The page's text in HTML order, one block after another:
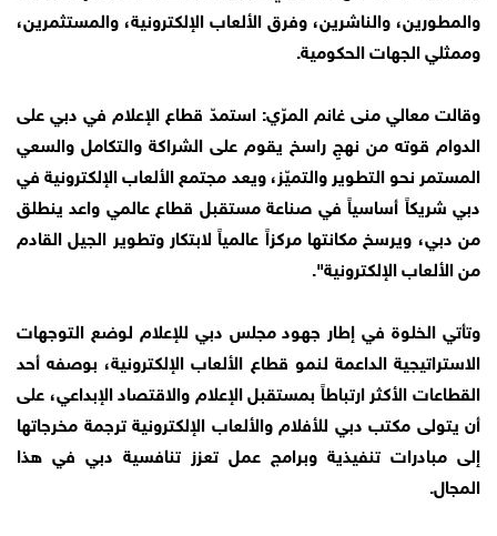
والمطورين، والناشرين، وفرق الألعاب الإلكترونية، والمستثمرين،
وممثلي الجهات الحكومية.
وقالت معالي منى غانم المرّي: استمدّ قطاع الإعلام في دبي على
الدوام قوته من نهجٍ راسخ يقوم على الشراكة والتكامل والسعي
المستمر نحو التطوير والتميّز، ويعد مجتمع الألعاب الإلكترونية في
دبي شريكاً أساسياً في صناعة مستقبل قطاع عالمي واعد ينطلق
من دبي، ويرسخ مكانتها مركزاً عالمياً لابتكار وتطوير الجيل القادم
من الألعاب الإلكترونية".
وتأتي الخلوة في إطار جهود مجلس دبي للإعلام لوضع التوجهات
الاستراتيجية الداعمة لنمو قطاع الألعاب الإلكترونية، بوصفه أحد
القطاعات الأكثر ارتباطاً بمستقبل الإعلام والاقتصاد الإبداعي، على
أن يتولى مكتب دبي للأفلام والألعاب الإلكترونية ترجمة مخرجاتها
إلى مبادرات تنفيذية وبرامج عمل تعزز تنافسية دبي في هذا
المجال.